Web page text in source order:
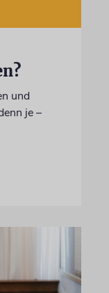
und
je –